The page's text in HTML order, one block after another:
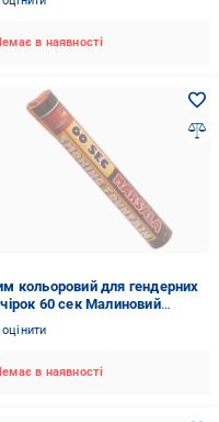
в наявності
кольоровий для гендерних
60 сек Малиновий
оцінити
в наявності